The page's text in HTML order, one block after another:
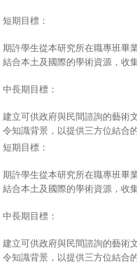
短期目標：
期許學生從本研究所在職專班畢
結合本土及國際的學術資源，收
中長期目標：
建立可供政府與民間諮詢的藝術
令知識背景，以提供三方位結合
短期目標：
期許學生從本研究所在職專班畢
結合本土及國際的學術資源，收
中長期目標：
建立可供政府與民間諮詢的藝術
令知識背景，以提供三方位結合